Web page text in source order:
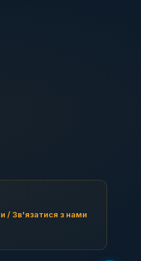
/ Зв'язатися з нами